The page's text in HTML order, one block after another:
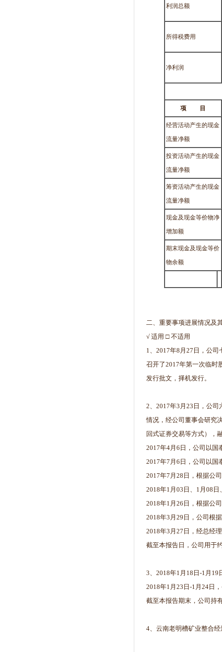
利润总额
所得税费用
净利润
项 目
经营活动产生的现金
流量净额
投资活动产生的现金
流量净额
筹资活动产生的现金
流量净额
现金及现金等价物净
增加额
期末现金及现金等价
物余额
二、重要事项进展情况及
√ 适用 □ 不适用
1、2017年8月27日，公
召开了2017年第一次临时
发行批文，择机发行。
2、2017年3月23日，公
情况，经公司董事会研究
回式证券交易等方式），
2017年4月6日，公司以国
2017年7月6日，公司以国
2017年7月28日，根据公
2018年1月03日、1月08
2018年1月26日，根据公
2018年3月29日，公司根
2018年3月27日，经总经
截至本报告日，公司用于
3、2018年1月18日-1月
2018年1月23日-1月24日
截至本报告期末，公司持
4、云南老明槽矿业整合